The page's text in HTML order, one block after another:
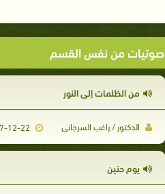
صوتيات من نفس القسم
من الظلمات إلى النور
الدكتور / راغب السرجانى
يوم حنين